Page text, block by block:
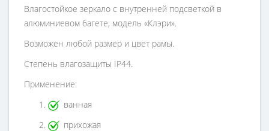
Влагостойкое зеркало с внутренней подсветкой в
алюминиевом багете, модель «Клэри».
Возможен любой размер и цвет рамы.
Степень влагозащиты IP44.
Применение:
ванная
прихожая